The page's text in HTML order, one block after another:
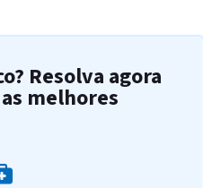
Resolva agora
melhores